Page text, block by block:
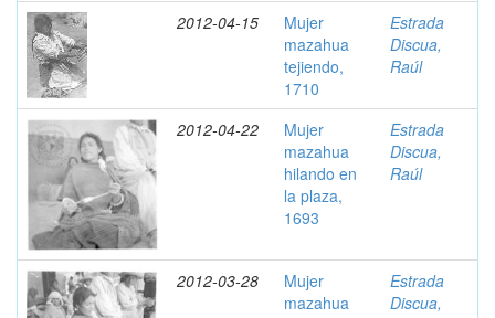
2012-04-15
Mujer
mazahua
tejiendo,
1710
Estrada
Discua,
Raúl
2012-04-22
Mujer
mazahua
hilando en
la plaza,
1693
Estrada
Discua,
Raúl
2012-03-28
Mujer
mazahua
Estrada
Discua,